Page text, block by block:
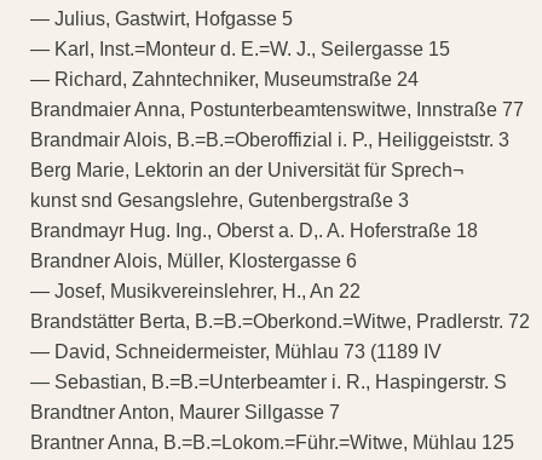
— Julius, Gastwirt, Hofgasse 5
— Karl, Inst.=Monteur d. E.=W. J., Seilergasse 15
— Richard, Zahntechniker, Museumstraße 24
Brandmaier Anna, Postunterbeamtenswitwe, Innstraße 77
Brandmair Alois, B.=B.=Oberoffizial i. P., Heiliggeiststr. 3
Berg Marie, Lektorin an der Universität für Sprech¬
kunst snd Gesangslehre, Gutenbergstraße 3
Brandmayr Hug. Ing., Oberst a. D,. A. Hoferstraße 18
Brandner Alois, Müller, Klostergasse 6
— Josef, Musikvereinslehrer, H., An 22
Brandstätter Berta, B.=B.=Oberkond.=Witwe, Pradlerstr. 72
— David, Schneidermeister, Mühlau 73 (1189 IV
— Sebastian, B.=B.=Unterbeamter i. R., Haspingerstr. S
Brandtner Anton, Maurer Sillgasse 7
Brantner Anna, B.=B.=Lokom.=Führ.=Witwe, Mühlau 125